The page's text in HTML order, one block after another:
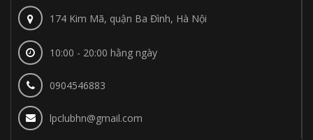
174 Kim Mã, quận Ba Đình, Hà Nội
10:00 - 20:00 hằng ngày
0904546883
lpclubhn@gmail.com